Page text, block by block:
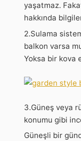
yaşatmaz.
hakkında
2.Sulama
balkon varsa
Yoksa bir kova
3.Güneş veya
konumu gibi
Güneşli bir